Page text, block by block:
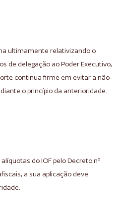
ultimamente relativizando o
de delegação ao Poder Executivo,
continua firme em evitar a não-
o princípio da anterioridade.
do IOF pelo Decreto nº
a sua aplicação deve